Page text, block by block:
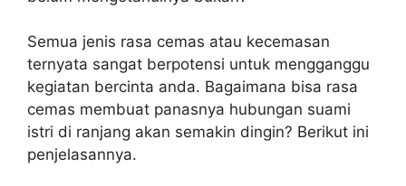
Semua jenis rasa cemas atau kecemasan
ternyata sangat berpotensi untuk mengganggu
kegiatan bercinta anda. Bagaimana bisa rasa
cemas membuat panasnya hubungan suami
istri di ranjang akan semakin dingin? Berikut ini
penjelasannya.